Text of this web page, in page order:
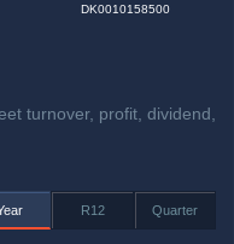
DK0010158500
turnover, profit, dividend,
R12 Quarter